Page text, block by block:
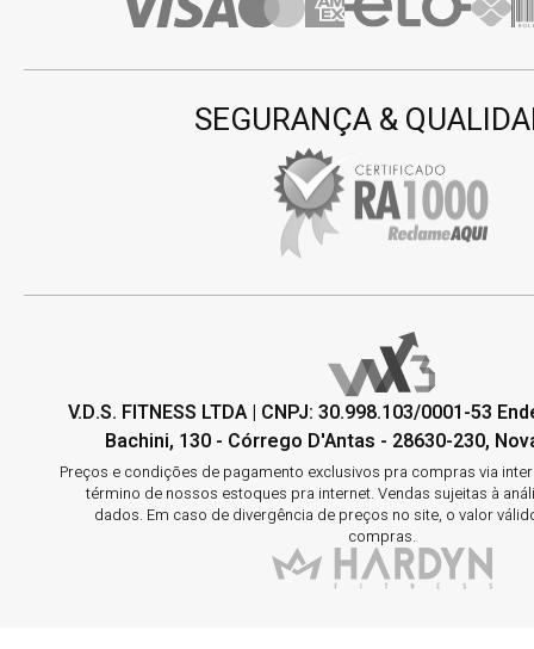
SEGURANÇA &
V.D.S. FITNESS LTDA | CNPJ: 30.998.103/0001-53
Bachini, 130 - Córrego D'Antas - 28630-230,
Preços e condições de pagamento exclusivos pra compras via
término de nossos estoques pra internet. Vendas sujeitas à
dados. Em caso de divergência de preços no site, o valor
compras.